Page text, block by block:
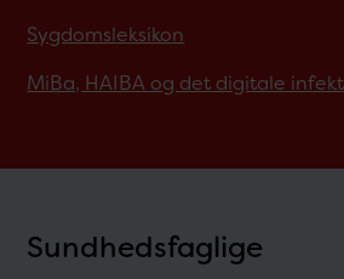
Sygdomsleksikon
MiBa, HAIBA og det digitale
Sundhedsfaglige